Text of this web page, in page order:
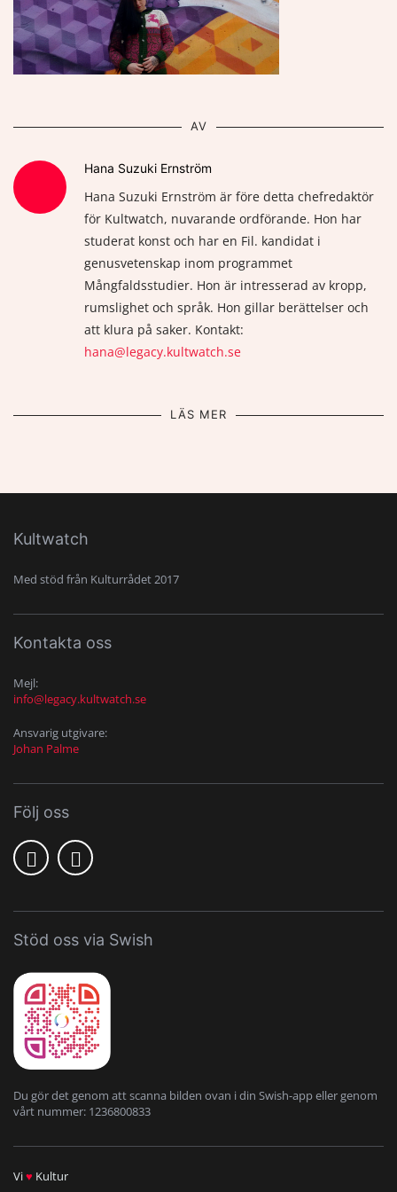
AV
Hana Suzuki Ernström
Hana Suzuki Ernström är före detta chefredaktör
för Kultwatch, nuvarande ordförande. Hon har
studerat konst och har en Fil. kandidat i
genusvetenskap inom programmet
Mångfaldsstudier. Hon är intresserad av kropp,
rumslighet och språk. Hon gillar berättelser och
att klura på saker. Kontakt:
hana@legacy.kultwatch.se
LÄS MER
Kultwatch
Med stöd från Kulturrådet 2017
Kontakta oss
Mejl:
info@legacy.kultwatch.se
Ansvarig utgivare:
Johan Palme
Följ oss
Stöd oss via Swish
Du gör det genom att scanna bilden ovan i din Swish-app eller genom
vårt nummer: 1236800833
Vi♥ Kultur